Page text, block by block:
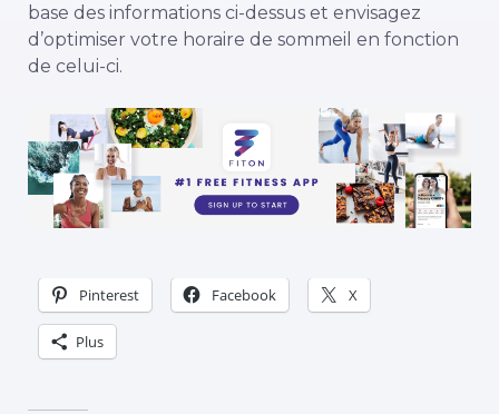
base des informations ci-dessus et envisagez
d’optimiser votre horaire de sommeil en fonction
de celui-ci.
Pinterest Facebook X
Plus